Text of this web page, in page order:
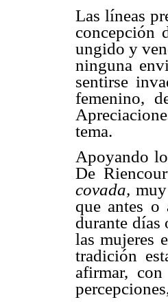
Las líneas
concepción
ungido y
ninguna
sentirse
femenino,
tema.
Apoyando
De
covada,
que antes o
durante días
las mujeres
tradición
afirmar,